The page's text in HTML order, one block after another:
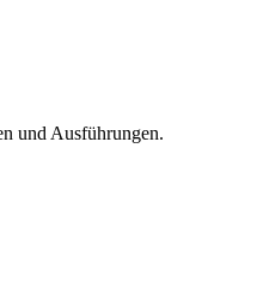
und Ausführungen.